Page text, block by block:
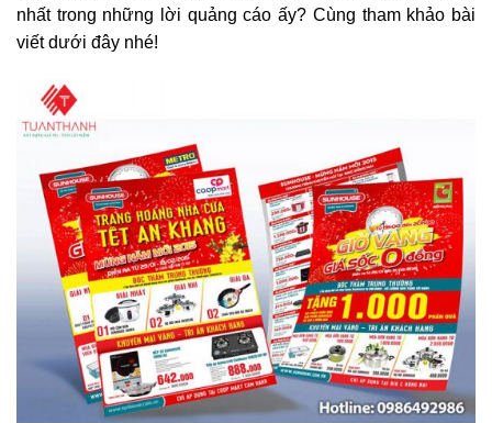
nhất trong những lời quảng cáo ấy? Cùng tham khảo bài
viết dưới đây nhé!